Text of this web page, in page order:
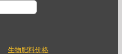
生物肥料价格